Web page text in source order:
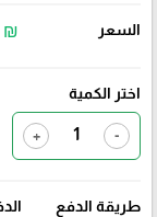
السعر ₪
اختر الكمية
-
+
طريقة الدفع